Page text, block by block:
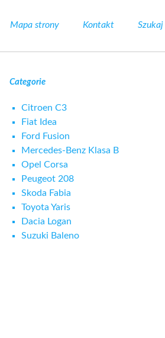
Mapa strony Kontakt Szukaj
Categorie
Citroen C3
Fiat Idea
Ford Fusion
Mercedes-Benz Klasa B
Opel Corsa
Peugeot 208
Skoda Fabia
Toyota Yaris
Dacia Logan
Suzuki Baleno